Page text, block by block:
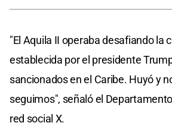
"El Aquila II operaba desafiando la
establecida por el presidente
sancionados en el Caribe. Huyó y
seguimos", señaló el
red social X.